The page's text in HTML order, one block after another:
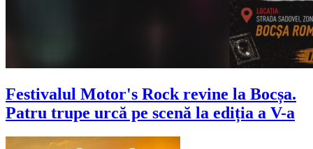
Festivalul Motor's Rock revine la Bocșa.
Patru trupe urcă pe scenă la ediția a V-a